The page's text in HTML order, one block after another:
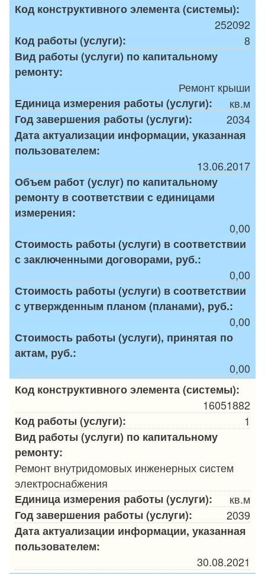
Код конструктивного элемента (системы):
252092
Код работы (услуги):
8
Вид работы (услуги) по капитальному
ремонту:
Ремонт крыши
Единица измерения работы (услуги):
кв.м
Год завершения работы (услуги):
2034
Дата актуализации информации, указанная
пользователем:
13.06.2017
Объем работ (услуг) по капитальному
ремонту в соответствии с единицами
измерения:
0,00
Стоимость работы (услуги) в соответствии
с заключенными договорами, руб.:
0,00
Стоимость работы (услуги) в соответствии
с утвержденным планом (планами), руб.:
0,00
Стоимость работы (услуги), принятая по
актам, руб.:
0,00
Код конструктивного элемента (системы):
16051882
Код работы (услуги):
1
Вид работы (услуги) по капитальному
ремонту:
Ремонт внутридомовых инженерных систем
электроснабжения
Единица измерения работы (услуги):
кв.м
Год завершения работы (услуги):
2039
Дата актуализации информации, указанная
пользователем:
30.08.2021